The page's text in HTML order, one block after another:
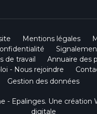
Mentions légales
de travail
Annuaire des
- Nous rejoindre
Gestion des données
- Epalinges. Une création
digitale